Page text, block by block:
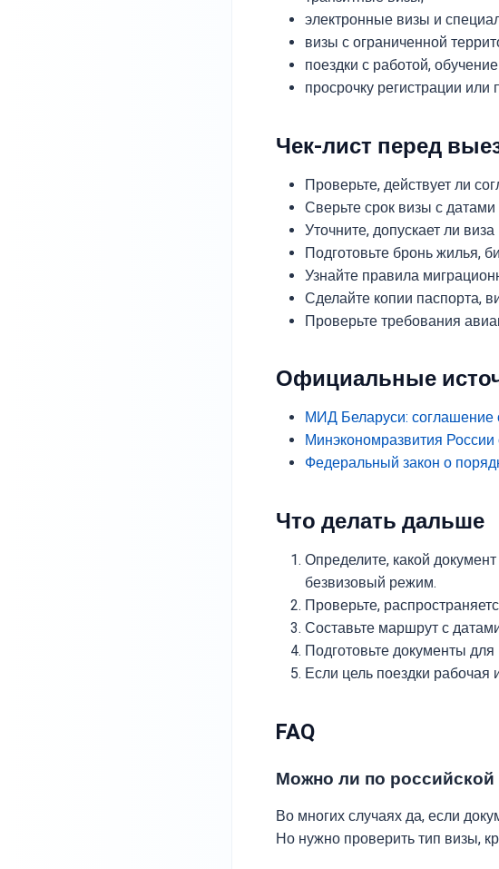
электронные визы и
визы с ограниченной
поездки с работой,
просрочку регистрации
Чек-лист перед
Проверьте, действует ли
Сверьте срок визы с
Уточните, допускает ли
Подготовьте бронь жилья,
Узнайте правила
Сделайте копии паспорта,
Проверьте требования
Официальные
МИД Беларуси: соглашение
Минэкономразвития
Федеральный закон о
Что делать дальше
Определите, какой
безвизовый режим.
Проверьте,
Составьте маршрут с
Подготовьте документы
Если цель поездки рабочая
FAQ
Можно ли по российской
Во многих случаях да, если
Но нужно проверить тип визы,